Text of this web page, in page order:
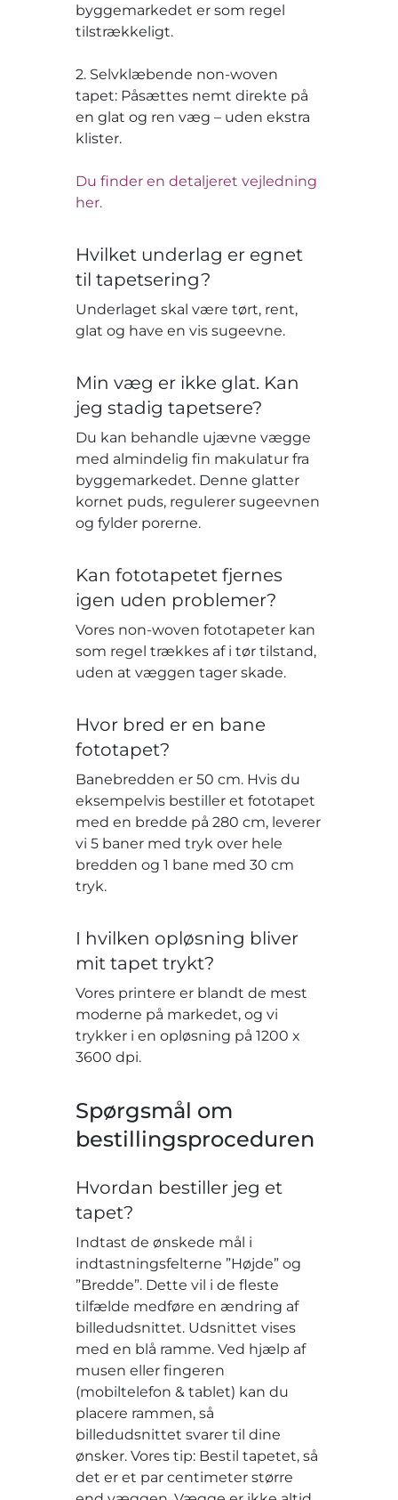
byggemarkedet er som regel
tilstrækkeligt.
2. Selvklæbende non-woven
tapet: Påsættes nemt direkte på
en glat og ren væg – uden ekstra
klister.
Du finder en detaljeret vejledning
her.
Hvilket underlag er egnet
til tapetsering?
Underlaget skal være tørt, rent,
glat og have en vis sugeevne.
Min væg er ikke glat. Kan
jeg stadig tapetsere?
Du kan behandle ujævne vægge
med almindelig fin makulatur fra
byggemarkedet. Denne glatter
kornet puds, regulerer sugeevnen
og fylder porerne.
Kan fototapetet fjernes
igen uden problemer?
Vores non-woven fototapeter kan
som regel trækkes af i tør tilstand,
uden at væggen tager skade.
Hvor bred er en bane
fototapet?
Banebredden er 50 cm. Hvis du
eksempelvis bestiller et fototapet
med en bredde på 280 cm, leverer
vi 5 baner med tryk over hele
bredden og 1 bane med 30 cm
tryk.
I hvilken opløsning bliver
mit tapet trykt?
Vores printere er blandt de mest
moderne på markedet, og vi
trykker i en opløsning på 1200 x
3600 dpi.
Spørgsmål om
bestillingsproceduren
Hvordan bestiller jeg et
tapet?
Indtast de ønskede mål i
indtastningsfelterne ”Højde” og
”Bredde”. Dette vil i de fleste
tilfælde medføre en ændring af
billedudsnittet. Udsnittet vises
med en blå ramme. Ved hjælp af
musen eller fingeren
(mobiltelefon & tablet) kan du
placere rammen, så
billedudsnittet svarer til dine
ønsker. Vores tip: Bestil tapetet, så
det er et par centimeter større